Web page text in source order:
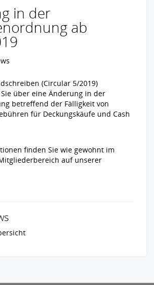
in der
ab
(Circular 5/2019)
über eine Änderung in der
betreffend der Fälligkeit von
für Deckungskäufe und Cash
finden Sie wie gewohnt im
auf unserer